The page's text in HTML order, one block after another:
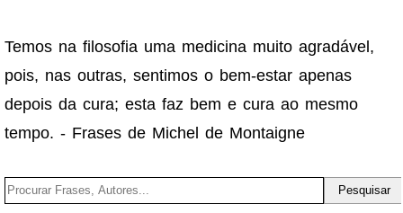
Temos na filosofia uma medicina muito agradável,
pois, nas outras, sentimos o bem-estar apenas
depois da cura; esta faz bem e cura ao mesmo
tempo. - Frases de Michel de Montaigne